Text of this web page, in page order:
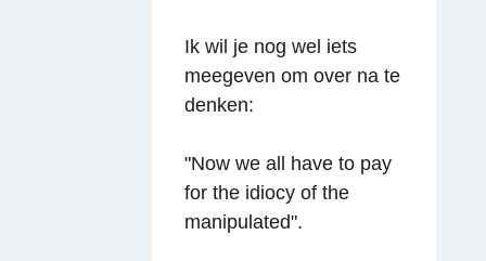
Ik wil je nog wel iets
meegeven om over na te
denken:
"Now we all have to pay
for the idiocy of the
manipulated".